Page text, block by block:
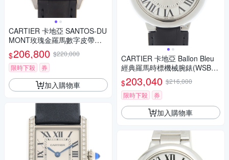
CARTIER 卡地亞 SANTOS-DU
MONT玫瑰金羅馬數字皮帶女
款(W2SA0012)x 27.5mm
$206,800 $220,000
限時下殺
券
加入購物車
CARTIER 卡地亞 Ballon Bleu
經典羅馬時標機械腕錶(WSBB0
028)x36mm
$203,040 $216,000
限時下殺
券
加入購物車